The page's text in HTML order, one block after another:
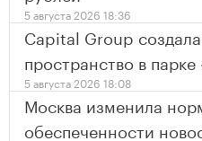
5 августа 2026 18:36
Capital Group
пространство в
5 августа 2026 18:08
Москва изменила
обеспеченности